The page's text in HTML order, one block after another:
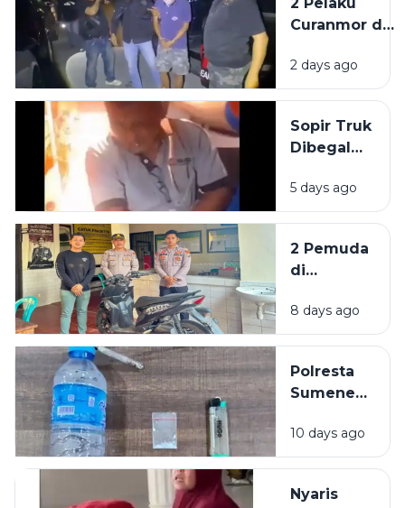
Curanmor di
Sampang
Diringkus
2 days ago
Sopir Truk
Dibegal
di Akses
Suramadu,
Bocor
Dibacok
5 days ago
2 Pemuda
di
Dibekuk
Polisi,
Curi Motor
8 days ago
Polresta
Sumenep
Warga
Mojokerto,
Simpan
10 days ago
Nyaris